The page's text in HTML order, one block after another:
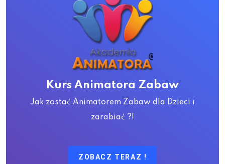
Kurs Animatora Zabaw
Jak zostać Animatorem Zabaw dla Dzieci i
zarabiać ?!
ZOBACZ TERAZ !